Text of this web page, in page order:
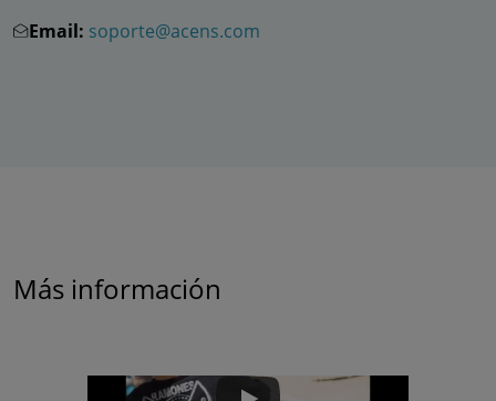
Email: soporte@acens.com
Más información